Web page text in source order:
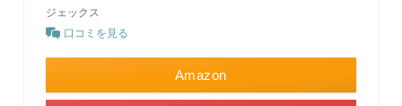
ジェックス
口コミを見る
Amazon